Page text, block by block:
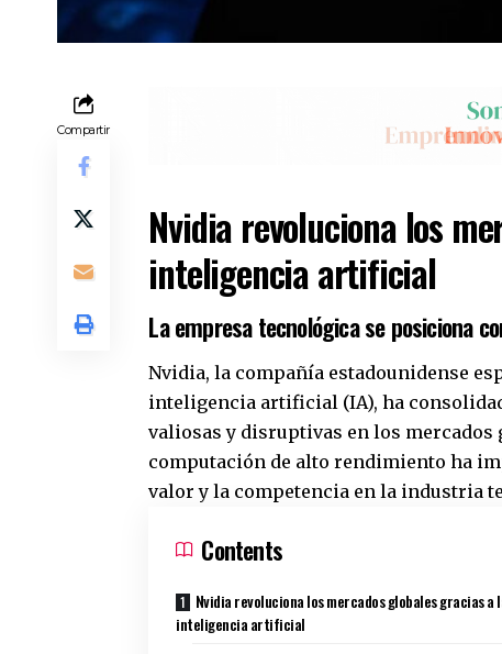
Compartir
Nvidia revoluciona los
inteligencia artificial
La empresa tecnológica se posiciona
Nvidia, la compañía estadounidense
inteligencia artificial (IA), ha
valiosas y disruptivas en los mercados
computación de alto rendimiento ha
valor y la competencia en la industria
Contents
Nvidia revoluciona los mercados globales gracias a
inteligencia artificial